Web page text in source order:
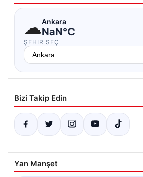
☁Ankara
NaN°C
ŞEHIR SEÇ
Bizi Takip Edin
Yan Manşet